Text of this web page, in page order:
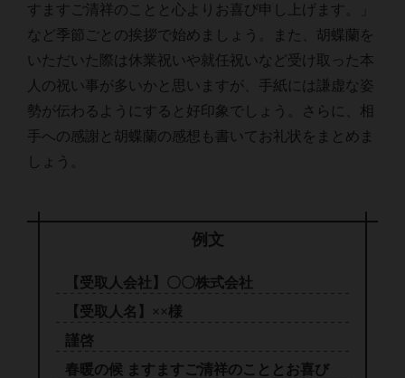
すますご清祥のことと心よりお喜び申し上げます。」
など季節ごとの挨拶で始めましょう。また、胡蝶蘭を
いただいた際は休業祝いや就任祝いなど受け取った本
人の祝い事が多いかと思いますが、手紙には謙虚な姿
勢が伝わるようにすると好印象でしょう。さらに、相
手への感謝と胡蝶蘭の感想も書いてお礼状をまとめま
しょう。
例文
【受取人会社】〇〇株式会社
【受取人名】××様
謹啓
春暖の候 ますますご清祥のこととお喜び